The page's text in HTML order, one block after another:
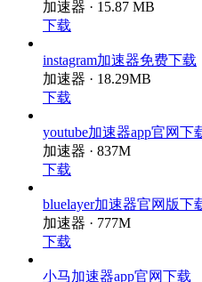
如梭vp加速器下载
加速器 · 15.87 MB
instagram加速器免费下载
加速器 · 18.29MB
youtube加速器app官网下载
加速器 · 837M
下载
bluelayer加速器官网版下载
下载